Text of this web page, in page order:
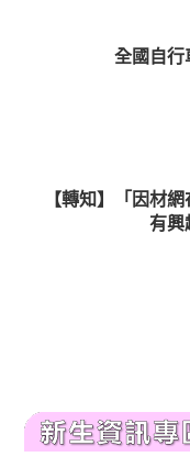
全國自行
【轉知】「因材
有興